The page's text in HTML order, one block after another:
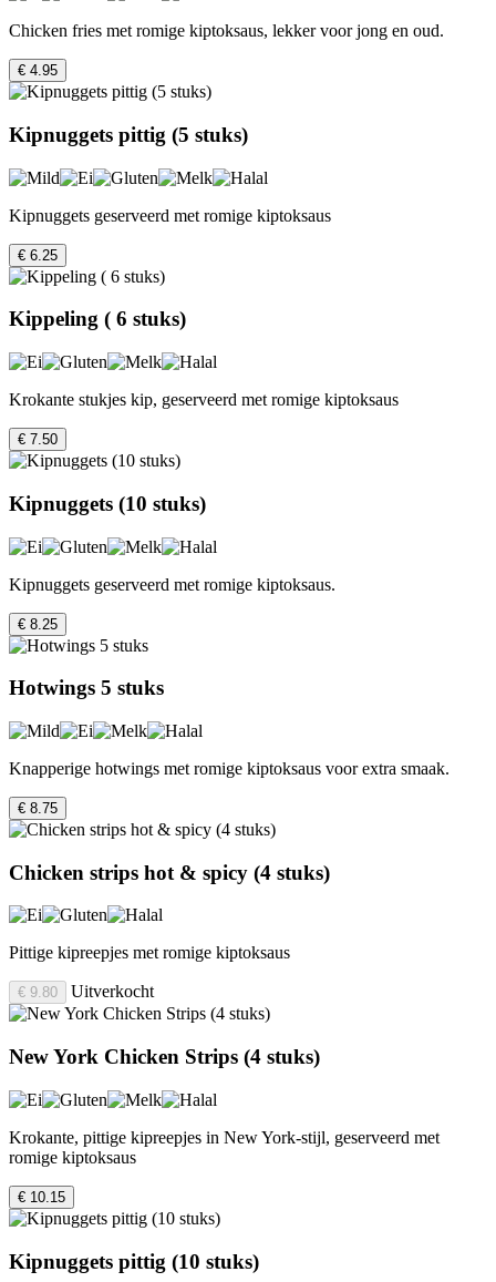
Chicken fries met romige kiptoksaus, lekker voor jong en oud.
€ 4.95
Kipnuggets pittig (5 stuks)
Kipnuggets geserveerd met romige kiptoksaus
€ 6.25
Kippeling ( 6 stuks)
Krokante stukjes kip, geserveerd met romige kiptoksaus
€ 7.50
Kipnuggets (10 stuks)
Kipnuggets geserveerd met romige kiptoksaus.
€ 8.25
Hotwings 5 stuks
Knapperige hotwings met romige kiptoksaus voor extra smaak.
€ 8.75
Chicken strips hot & spicy (4 stuks)
Pittige kipreepjes met romige kiptoksaus
€ 9.80 Uitverkocht
New York Chicken Strips (4 stuks)
Krokante, pittige kipreepjes in New York‑stijl, geserveerd met
romige kiptoksaus
€ 10.15
Kipnuggets pittig (10 stuks)